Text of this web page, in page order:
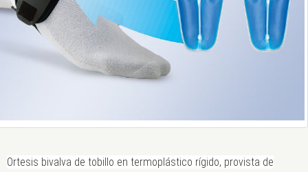
Ortesis bivalva de tobillo en termoplástico rígido, provista de